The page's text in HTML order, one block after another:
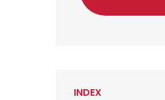
INDEX